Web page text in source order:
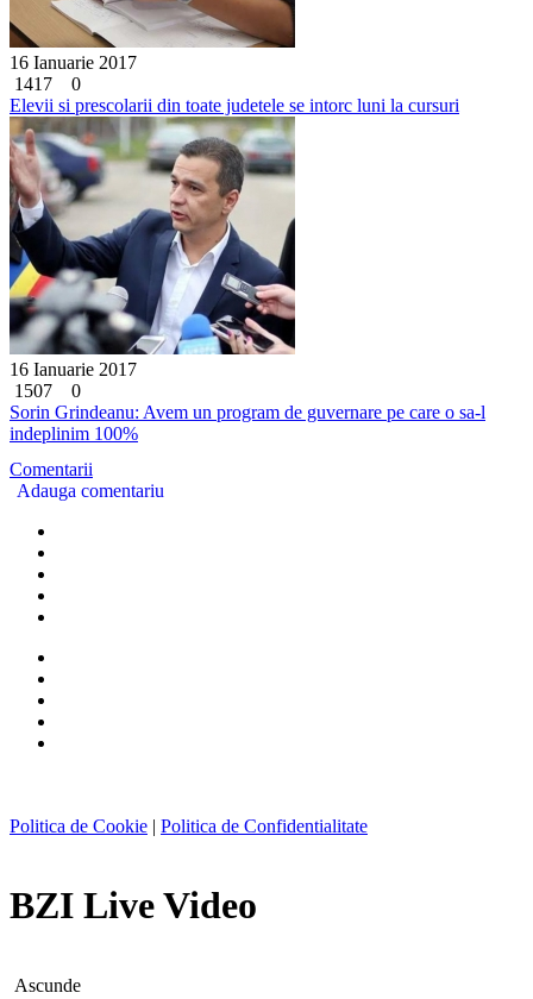
16 Ianuarie 2017
1417
0
Elevii si prescolarii din toate judetele se intorc luni la cursuri
16 Ianuarie 2017
1507
0
Sorin Grindeanu: Avem un program de guvernare pe care o sa-l
indeplinim 100%
Comentarii
Adauga comentariu
Politica de Cookie | Politica de Confidentialitate
BZI Live Video
Ascunde